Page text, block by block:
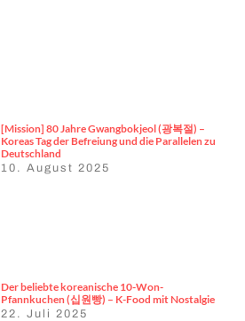
[Mission] 80 Jahre Gwangbokjeol (광복절) –
Koreas Tag der Befreiung und die Parallelen zu
Deutschland
10. August 2025
Der beliebte koreanische 10-Won-
Pfannkuchen (십원빵) – K-Food mit Nostalgie
22. Juli 2025